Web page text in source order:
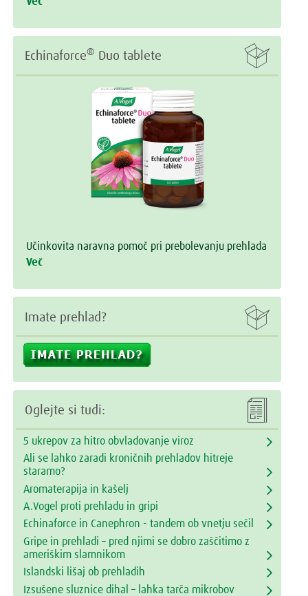

Echinaforce® Duo tablete
Učinkovita naravna pomoč pri prebolevanju prehlada
Več

Imate prehlad?

Oglejte si tudi:
5 ukrepov za hitro obvladovanje viroz
Ali se lahko zaradi kroničnih prehladov hitreje
staramo?
Aromaterapija in kašelj
A.Vogel proti prehladu in gripi
Echinaforce in Canephron - tandem ob vnetju sečil
Gripe in prehladi – pred njimi se dobro zaščitimo z
ameriškim slamnikom
Islandski lišaj ob prehladih
Izsušene sluznice dihal – lahka tarča mikrobov